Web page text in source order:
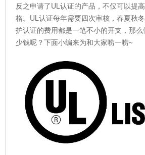
反之申请了UL认证的产品，不仅可以提
格。UL认证每年需要四次审核，春夏秋
护认证的费用都是一笔不小的开支，那
少钱呢？下面小编来为和大家唠一唠~